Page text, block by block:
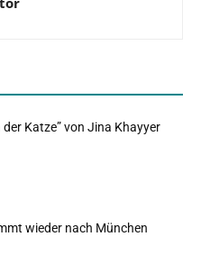
der Katze” von Jina Khayyer
wieder nach München